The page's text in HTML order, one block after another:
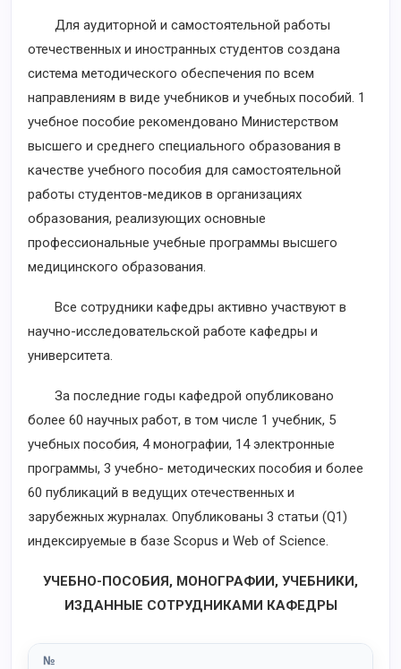
Для аудиторной и самостоятельной работы
отечественных и иностранных студентов создана
система методического обеспечения по всем
направлениям в виде учебников и учебных пособий. 1
учебное пособие рекомендовано Министерством
высшего и среднего специального образования в
качестве учебного пособия для самостоятельной
работы студентов-медиков в организациях
образования, реализующих основные
профессиональные учебные программы высшего
медицинского образования.
Все сотрудники кафедры активно участвуют в
научно-исследовательской работе кафедры и
университета.
За последние годы кафедрой опубликовано
более 60 научных работ, в том числе 1 учебник, 5
учебных пособия, 4 монографии, 14 электронные
программы, 3 учебно- методических пособия и более
60 публикаций в ведущих отечественных и
зарубежных журналах. Опубликованы 3 статьи (Q1)
индексируемые в базе Scopus и Web of Science.
УЧЕБНО-ПОСОБИЯ, МОНОГРАФИИ, УЧЕБНИКИ,
ИЗДАННЫЕ СОТРУДНИКАМИ КАФЕДРЫ
№